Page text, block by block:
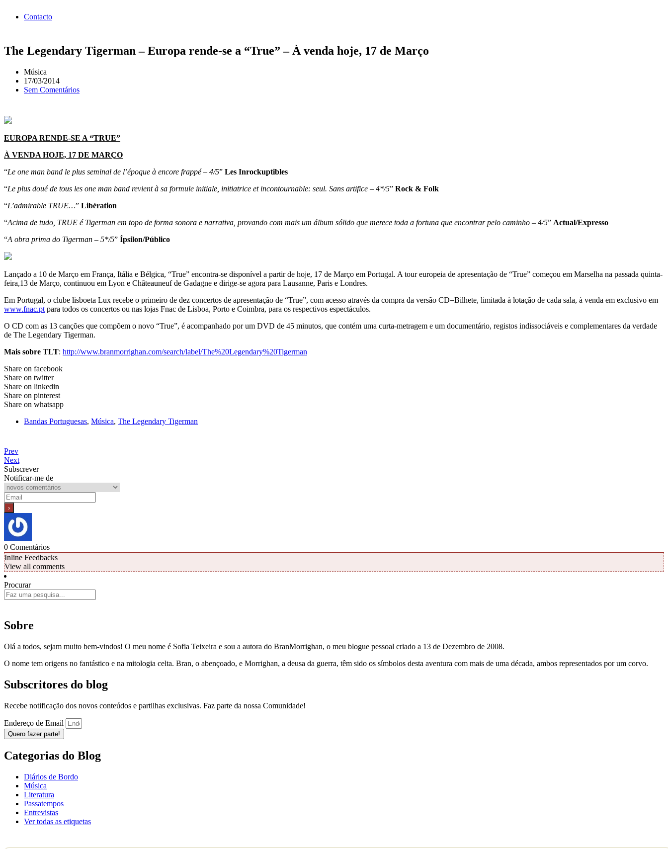
Contacto
The Legendary Tigerman – Europa rende-se a “True” – À venda hoje, 17 de Março
Música
17/03/2014
Sem Comentários
EUROPA RENDE-SE A “TRUE”
À VENDA HOJE, 17 DE MARÇO
“Le one man band le plus seminal de l’époque à encore frappé – 4/5” Les Inrockuptibles
“Le plus doué de tous les one man band revient à sa formule initiale, initiatrice et incontournable: seul. Sans artifice – 4*/5” Rock & Folk
“L’admirable TRUE…” Libération
“Acima de tudo, TRUE é Tigerman em topo de forma sonora e narrativa, provando com mais um álbum sólido que merece toda a fortuna que encontrar pelo caminho – 4/5” Actual/Expresso
“A obra prima do Tigerman – 5*/5” Ípsilon/Público
Lançado a 10 de Março em França, Itália e Bélgica, “True” encontra-se disponível a partir de hoje, 17 de Março em Portugal. A tour europeia de apresentação de “True” começou em Marselha na passada quinta-
feira,13 de Março, continuou em Lyon e Châteauneuf de Gadagne e dirige-se agora para Lausanne, Paris e Londres.
Em Portugal, o clube lisboeta Lux recebe o primeiro de dez concertos de apresentação de “True”, com acesso através da compra da versão CD=Bilhete, limitada à lotação de cada sala, à venda em exclusivo em
www.fnac.pt para todos os concertos ou nas lojas Fnac de Lisboa, Porto e Coimbra, para os respectivos espectáculos.
O CD com as 13 canções que compõem o novo “True”, é acompanhado por um DVD de 45 minutos, que contém uma curta-metragem e um documentário, registos indissociáveis e complementares da verdade
de The Legendary Tigerman.
Mais sobre TLT: http://www.branmorrighan.com/search/label/The%20Legendary%20Tigerman
Share on facebook
Share on twitter
Share on linkedin
Share on pinterest
Share on whatsapp
Bandas Portuguesas, Música, The Legendary Tigerman
Prev
Next
Subscrever
Notificar-me de
0 Comentários
Inline Feedbacks
View all comments
Procurar
Sobre
Olá a todos, sejam muito bem-vindos! O meu nome é Sofia Teixeira e sou a autora do BranMorrighan, o meu blogue pessoal criado a 13 de Dezembro de 2008.
O nome tem origens no fantástico e na mitologia celta. Bran, o abençoado, e Morrighan, a deusa da guerra, têm sido os símbolos desta aventura com mais de uma década, ambos representados por um corvo.
Subscritores do blog
Recebe notificação dos novos conteúdos e partilhas exclusivas. Faz parte da nossa Comunidade!
Endereço de Email
Quero fazer parte!
Categorias do Blog
Diários de Bordo
Música
Literatura
Passatempos
Entrevistas
Ver todas as etiquetas